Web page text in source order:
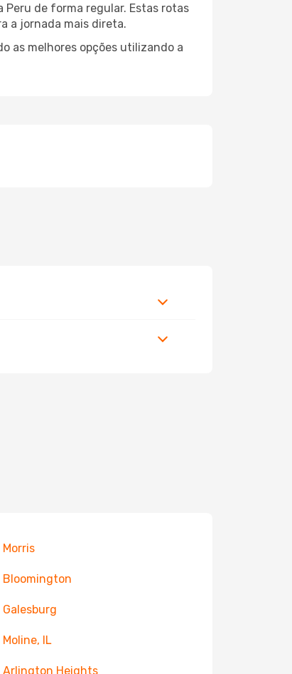
de forma regular. Estas rotas
a jornada mais direta.
as melhores opções utilizando a
Morris
Bloomington
Galesburg
Moline, IL
Arlington Heights